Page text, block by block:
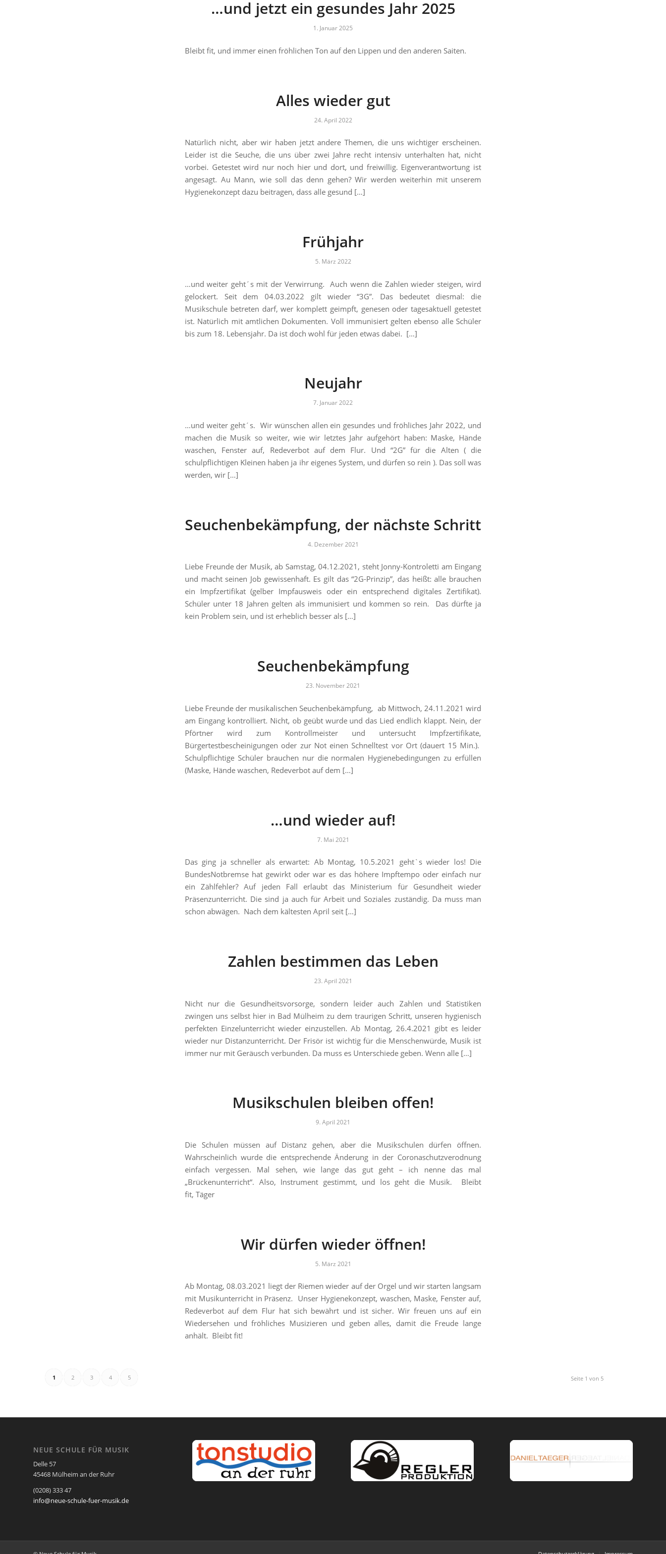
…und jetzt ein gesundes Jahr 2025
1. Januar 2025
Bleibt fit, und immer einen fröhlichen Ton auf den Lippen und den anderen Saiten.
Alles wieder gut
24. April 2022
Natürlich nicht, aber wir haben jetzt andere Themen, die uns wichtiger erscheinen.
Leider ist die Seuche, die uns über zwei Jahre recht intensiv unterhalten hat, nicht
vorbei. Getestet wird nur noch hier und dort, und freiwillig. Eigenverantwortung ist
angesagt. Au Mann, wie soll das denn gehen? Wir werden weiterhin mit unserem
Hygienekonzept dazu beitragen, dass alle gesund […]
Frühjahr
5. März 2022
…und weiter geht´s mit der Verwirrung. Auch wenn die Zahlen wieder steigen, wird
gelockert. Seit dem 04.03.2022 gilt wieder “3G”. Das bedeutet diesmal: die
Musikschule betreten darf, wer komplett geimpft, genesen oder tagesaktuell getestet
ist. Natürlich mit amtlichen Dokumenten. Voll immunisiert gelten ebenso alle Schüler
bis zum 18. Lebensjahr. Da ist doch wohl für jeden etwas dabei. […]
Neujahr
7. Januar 2022
…und weiter geht´s. Wir wünschen allen ein gesundes und fröhliches Jahr 2022, und
machen die Musik so weiter, wie wir letztes Jahr aufgehört haben: Maske, Hände
waschen, Fenster auf, Redeverbot auf dem Flur. Und “2G” für die Alten ( die
schulpflichtigen Kleinen haben ja ihr eigenes System, und dürfen so rein ). Das soll was
werden, wir […]
Seuchenbekämpfung, der nächste Schritt
4. Dezember 2021
Liebe Freunde der Musik, ab Samstag, 04.12.2021, steht Jonny-Kontroletti am Eingang
und macht seinen Job gewissenhaft. Es gilt das “2G-Prinzip”, das heißt: alle brauchen
ein Impfzertifikat (gelber Impfausweis oder ein entsprechend digitales Zertifikat).
Schüler unter 18 Jahren gelten als immunisiert und kommen so rein. Das dürfte ja
kein Problem sein, und ist erheblich besser als […]
Seuchenbekämpfung
23. November 2021
Liebe Freunde der musikalischen Seuchenbekämpfung, ab Mittwoch, 24.11.2021 wird
am Eingang kontrolliert. Nicht, ob geübt wurde und das Lied endlich klappt. Nein, der
Pförtner wird zum Kontrollmeister und untersucht Impfzertifikate,
Bürgertestbescheinigungen oder zur Not einen Schnelltest vor Ort (dauert 15 Min.).
Schulpflichtige Schüler brauchen nur die normalen Hygienebedingungen zu erfüllen
(Maske, Hände waschen, Redeverbot auf dem […]
…und wieder auf!
7. Mai 2021
Das ging ja schneller als erwartet: Ab Montag, 10.5.2021 geht`s wieder los! Die
BundesNotbremse hat gewirkt oder war es das höhere Impftempo oder einfach nur
ein Zählfehler? Auf jeden Fall erlaubt das Ministerium für Gesundheit wieder
Präsenzunterricht. Die sind ja auch für Arbeit und Soziales zuständig. Da muss man
schon abwägen. Nach dem kältesten April seit […]
Zahlen bestimmen das Leben
23. April 2021
Nicht nur die Gesundheitsvorsorge, sondern leider auch Zahlen und Statistiken
zwingen uns selbst hier in Bad Mülheim zu dem traurigen Schritt, unseren hygienisch
perfekten Einzelunterricht wieder einzustellen. Ab Montag, 26.4.2021 gibt es leider
wieder nur Distanzunterricht. Der Frisör ist wichtig für die Menschenwürde, Musik ist
immer nur mit Geräusch verbunden. Da muss es Unterschiede geben. Wenn alle […]
Musikschulen bleiben offen!
9. April 2021
Die Schulen müssen auf Distanz gehen, aber die Musikschulen dürfen öffnen.
Wahrscheinlich wurde die entsprechende Änderung in der Coronaschutzverodnung
einfach vergessen. Mal sehen, wie lange das gut geht – ich nenne das mal
„Brückenunterricht“. Also, Instrument gestimmt, und los geht die Musik. Bleibt
fit, Täger
Wir dürfen wieder öffnen!
5. März 2021
Ab Montag, 08.03.2021 liegt der Riemen wieder auf der Orgel und wir starten langsam
mit Musikunterricht in Präsenz. Unser Hygienekonzept, waschen, Maske, Fenster auf,
Redeverbot auf dem Flur hat sich bewährt und ist sicher. Wir freuen uns auf ein
Wiedersehen und fröhliches Musizieren und geben alles, damit die Freude lange
anhält. Bleibt fit!
Seite 1 von 5
1 2 3 4 5
NEUE SCHULE FÜR MUSIK
Delle 57
45468 Mülheim an der Ruhr
(0208) 333 47
info@neue-schule-fuer-musik.de